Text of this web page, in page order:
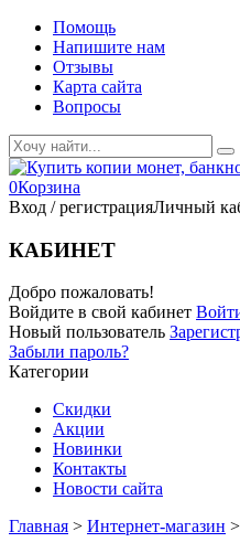
Помощь
Напишите нам
Отзывы
Карта сайта
Вопросы
0Корзина
Вход / регистрацияЛичный
КАБИНЕТ
Добро пожаловать!
Войдите в свой кабинет
Новый пользователь
Забыли пароль?
Категории
Скидки
Акции
Новинки
Контакты
Новости сайта
Главная > Интернет-магазин >